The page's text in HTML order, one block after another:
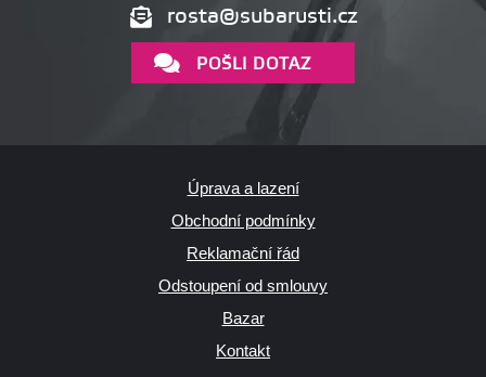
rosta@subarusti.cz
POŠLI DOTAZ
Úprava a lazení
Obchodní podmínky
Reklamační řád
Odstoupení od smlouvy
Bazar
Kontakt